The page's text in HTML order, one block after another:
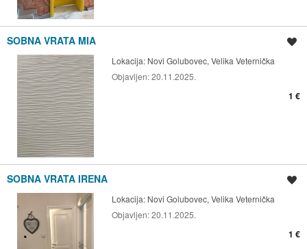
SOBNA VRATA MIA
Lokacija: Novi Golubovec, Velika Veternička
Objavljen:20.11.2025.
1 €
SOBNA VRATA IRENA
Lokacija: Novi Golubovec, Velika Veternička
Objavljen:20.11.2025.
1 €